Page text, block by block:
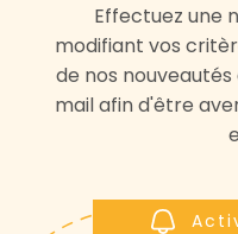
Effectuez une
modifiant vos
de nos
mail afin d'être